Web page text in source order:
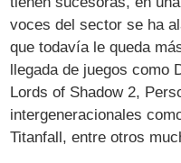
voces del sector se ha
que todavía le queda
llegada de juegos
Lords of Shadow 2,
intergeneracionales
Titanfall, entre otros